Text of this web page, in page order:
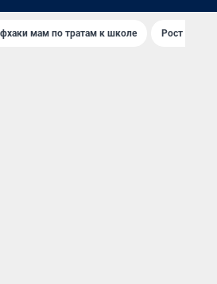
мам по тратам к школе Рост цен на